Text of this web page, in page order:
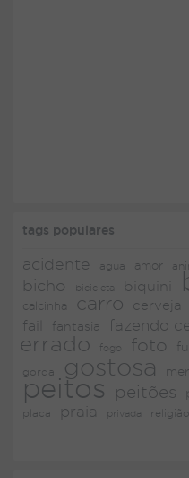
tags populares
acidente agua amor
bicho bicicleta biquini
calcinha carro cerveja
fail fantasia fazendo
errado
fogo foto
gorda gostosa
peitos peitões
placa praia privada religião